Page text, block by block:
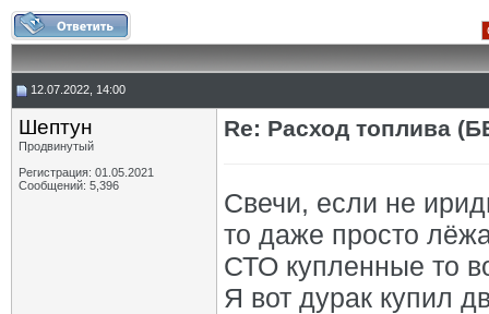
12.07.2022, 14:00
Шептун
Продвинутый
Регистрация: 01.05.2021
Сообщений: 5,396
Re: Расход топлива
Свечи, если не
то даже просто
СТО купленные то
Я вот дурак купил